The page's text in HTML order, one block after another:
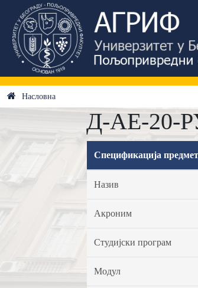
Насловна
Д-АЕ-20-
Спецификација
Назив
Акроним
Студијски програм
Модул